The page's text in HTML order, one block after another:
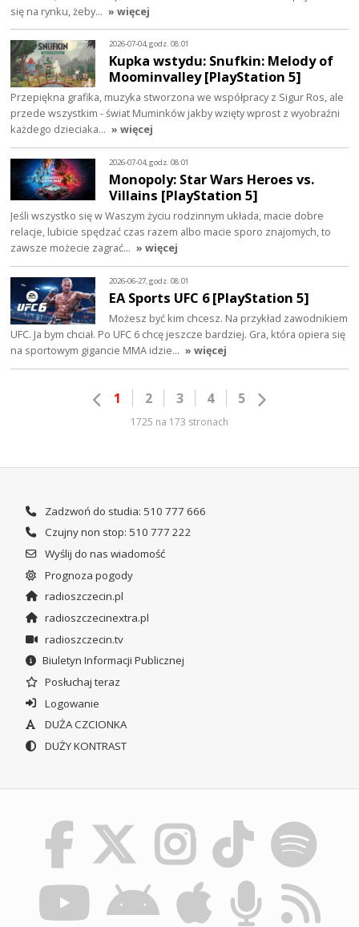
się na rynku, żeby… » więcej
2026-07-04, godz. 08:01
Kupka wstydu: Snufkin: Melody of
Moominvalley [PlayStation 5]
Przepiękna grafika, muzyka stworzona we współpracy z Sigur Ros, ale
przede wszystkim - świat Muminków jakby wzięty wprost z wyobraźni
każdego dzieciaka… » więcej
2026-07-04, godz. 08:01
Monopoly: Star Wars Heroes vs.
Villains [PlayStation 5]
Jeśli wszystko się w Waszym życiu rodzinnym układa, macie dobre
relacje, lubicie spędzać czas razem albo macie sporo znajomych, to
zawsze możecie zagrać… » więcej
2026-06-27, godz. 08:01
EA Sports UFC 6 [PlayStation 5]
Możesz być kim chcesz. Na przykład zawodnikiem
UFC. Ja bym chciał. Po UFC 6 chcę jeszcze bardziej. Gra, która opiera się
na sportowym gigancie MMA idzie… » więcej
1 2 3 4 5
1725 na 173 stronach
Zadzwoń do studia: 510 777 666
Czujny non stop: 510 777 222
Wyślij do nas wiadomość
Prognoza pogody
radioszczecin.pl
radioszczecinextra.pl
radioszczecin.tv
Biuletyn Informacji Publicznej
Posłuchaj teraz
Logowanie
DUŻA CZCIONKA
DUŻY KONTRAST